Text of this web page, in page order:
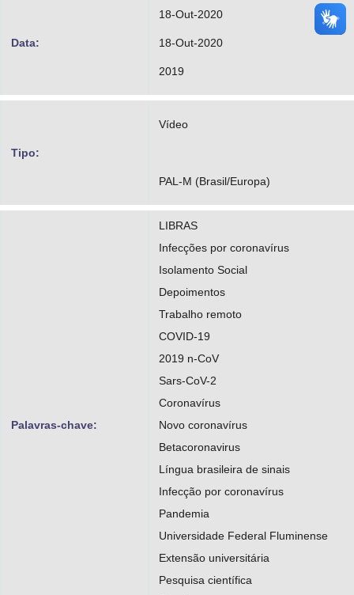
Data:
18-Out-2020
18-Out-2020
2019
Tipo:
Vídeo
PAL-M (Brasil/Europa)
Palavras-chave:
LIBRAS
Infecções por coronavírus
Isolamento Social
Depoimentos
Trabalho remoto
COVID-19
2019 n-CoV
Sars-CoV-2
Coronavírus
Novo coronavírus
Betacoronavirus
Língua brasileira de sinais
Infecção por coronavírus
Pandemia
Universidade Federal Fluminense
Extensão universitária
Pesquisa científica